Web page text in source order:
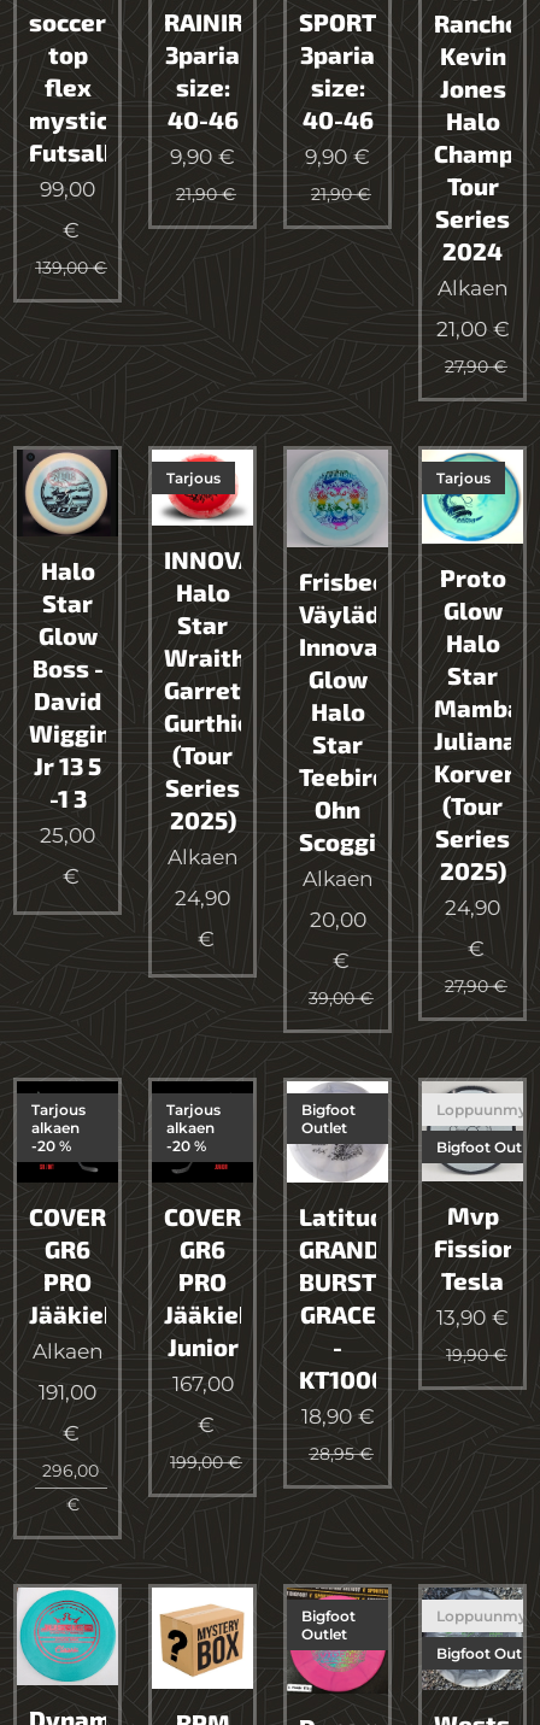
soccergate
top
flex
mystic
Futsalkengät
99,00
€
139,00€
RAINIR
3paria
size:
40-46
9,90 €
21,90€
SPORT
3paria
size:
40-46
9,90€
21,90€
Rancho
Kevin
Jones
Halo
Tour
Series
2024
Alkaen
21,00€
27,90€
Halo
Star
Glow
Boss -
David
Wiggins
Jr 13 5
-1 3
25,00
€
INNOVA
Halo
Star
Wraith
Garrett
Gurthie
(Tour
Series
2025)
Tarjous
Alkaen
24,90
€
Frisbeegolf
Väylädraiveri
Innova
Glow
Halo
Star
Teebird
Ohn
Scoggins
Alkaen
20,00
€
39,00€
Proto
Glow
Halo
Star
Mamba
Juliana
Korver
(Tour
Series
2025)
Tarjous
24,90
€
27,90€
COVERT
GR6
PRO
Jääkiekkomaila
Tarjous
alkaen
-20 %
Alkaen
191,00
€
296,00
€
COVERT
GR6
PRO
Jääkiekkomaila
Junior
Tarjous
alkaen
-20 %
167,00
€
199,00€
Latitude64
GRAND
BURST
GRACE
-
KT1000
Bigfoot
Outlet
18,90€
28,95€
Mvp
Fission
Tesla
Bigfoot Outlet
13,90 €
19,90€
Dynamic
Bigfoot
Outlet
Bigfoot Outlet